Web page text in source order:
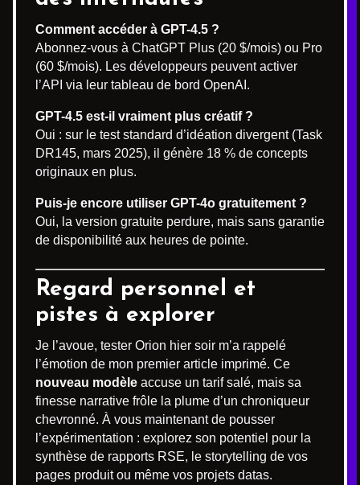
Comment accéder à GPT-4.5 ?
Abonnez-vous à ChatGPT Plus (20 $/mois) ou Pro
(60 $/mois). Les développeurs peuvent activer
l’API via leur tableau de bord OpenAI.
GPT-4.5 est-il vraiment plus créatif ?
Oui : sur le test standard d’idéation divergent (Task
DR145, mars 2025), il génère 18 % de concepts
originaux en plus.
Puis-je encore utiliser GPT-4o gratuitement ?
Oui, la version gratuite perdure, mais sans garantie
de disponibilité aux heures de pointe.
Regard personnel et
pistes à explorer
Je l’avoue, tester Orion hier soir m’a rappelé
l’émotion de mon premier article imprimé. Ce
nouveau modèle accuse un tarif salé, mais sa
finesse narrative frôle la plume d’un chroniqueur
chevronné. À vous maintenant de pousser
l’expérimentation : explorez son potentiel pour la
synthèse de rapports RSE, le storytelling de vos
pages produit ou même vos projets datas.